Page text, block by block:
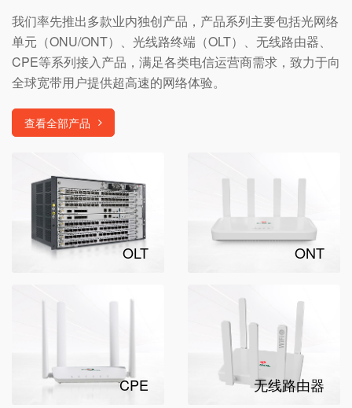
我们率先推出多款业内独创产品，产品系列主要包括光网络
单元（ONU/ONT）、光线路终端（OLT）、无线路由器、
CPE等系列接入产品，满足各类电信运营商需求，致力于向
全球宽带用户提供超高速的网络体验。
查看全部产品
OLT ONT
CPE 无线路由器